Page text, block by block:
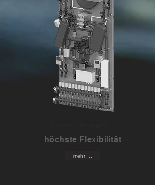
höchste Flexibilität
mehr ...